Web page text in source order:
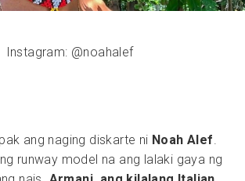
Instagram: @noahalef
ang naging diskarte ni Noah Alef
runway model na ang lalaki gaya ng